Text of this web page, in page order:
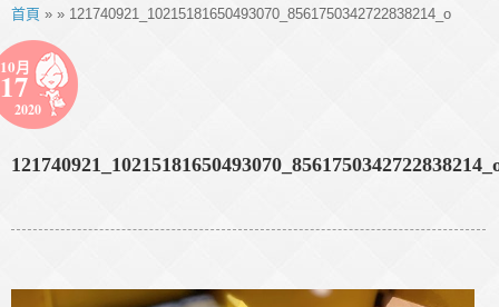
首頁 » » 121740921_10215181650493070_8561750342722838214_o
10月
17
2020